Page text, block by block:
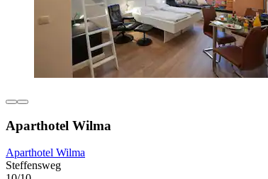
Aparthotel Wilma
Aparthotel Wilma
Steffensweg